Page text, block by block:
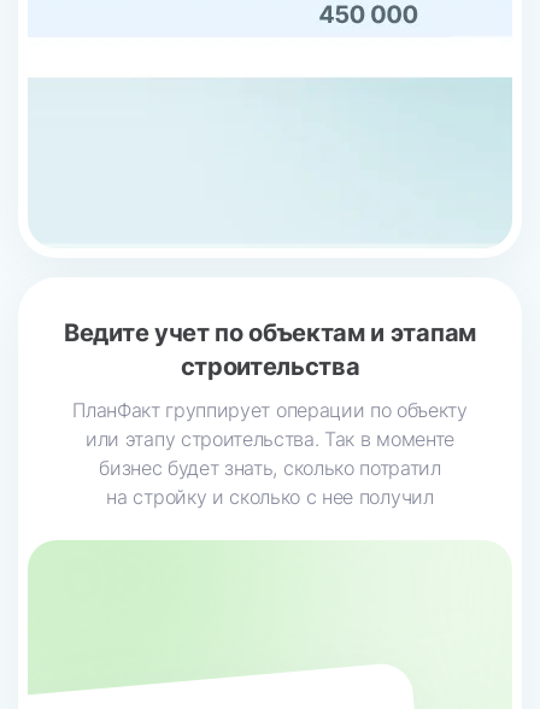
Ведите учет по объектам и этапам
строительства
ПланФакт группирует операции по объекту
или этапу строительства. Так в моменте
бизнес будет знать, сколько потратил
на стройку и сколько с нее получил